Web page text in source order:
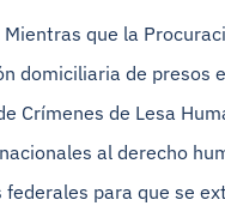
que la
domiciliaria de presos
Crímenes de Lesa
al derecho
para que se